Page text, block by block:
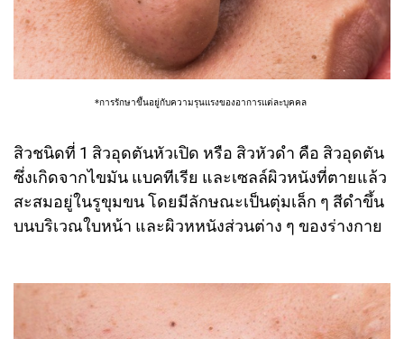
*การรักษาขึ้นอยู่กับความรุนแรงของอาการแต่ละบุคคล
สิวชนิดที่ 1 สิวอุดตันหัวเปิด หรือ สิวหัวดำ คือ สิวอุดตัน
ซึ่งเกิดจากไขมัน แบคทีเรีย และเซลล์ผิวหนังที่ตายแล้ว
สะสมอยู่ในรูขุมขน โดยมีลักษณะเป็นตุ่มเล็ก ๆ สีดำขึ้น
บนบริเวณใบหน้า และผิวหหนังส่วนต่าง ๆ ของร่างกาย